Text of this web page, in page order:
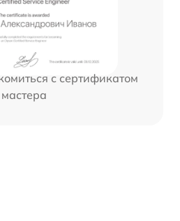
с сертификатом
мастера